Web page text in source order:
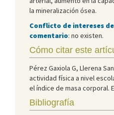
la mineralización ósea.
Conflicto de intereses
comentario: no existen.
Cómo citar este
Pérez Gaxiola G, Llerena
actividad física a nivel
el índice de masa corporal.
Bibliografía